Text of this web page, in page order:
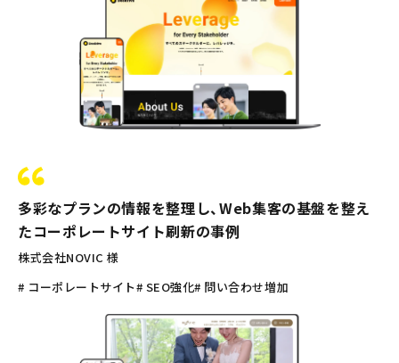
多彩なプランの情報を整理し、Web集客の基盤を整え
たコーポレートサイト刷新の事例
株式会社NOVIC 様
# コーポレートサイト# SEO強化# 問い合わせ増加